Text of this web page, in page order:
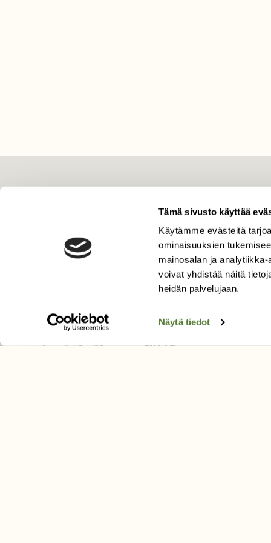
Tämä sivusto käyttää
Käytämme evästeitä
ominaisuuksien
mainosalan ja
voivat yhdistää näitä
heidän palvelujaan.
Näytä tiedot
LEHTI
Uusin lehti
Tilaa Suomen Luonto
Tilaa digilukuoikeus
Äänestä parasta juttua
Tilaa uutiskirje
SUOMEN
LIITTO